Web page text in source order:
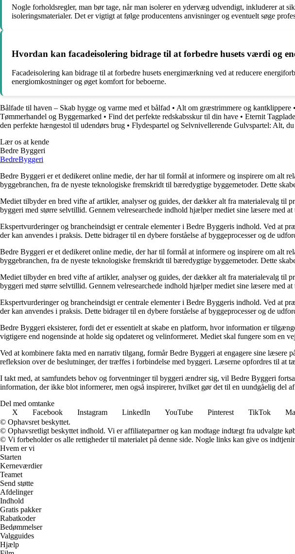
Nogle forholdsregler, man bør tage, når man isolerer en ydervæg udvendigt, inkluderer at
isoleringsmaterialer. Det er vigtigt at følge producentens anvisninger og eventuelt søge
Hvordan kan facadeisolering bidrage til at forbedre husets værdi og
Facadeisolering kan bidrage til at forbedre husets energimærkning ved at reducere
energiomkostninger og øget komfort for beboerne.
Bålfade til haven – Skab hygge og varme med et bålfad • Alt om græstrimmere og kantklippere •
Tømmerhandel og Byggemarked • Find det perfekte redskabsskur til din have • Eternit
den perfekte hængestol til udendørs brug • Flydespartel og Selvnivellerende Gulvspartel: Alt,
Lær os at kende
Bedre Byggeri
BedreByggeri
Bedre Byggeri er et dedikeret online medie, der har til formål at informere og inspirere om alt
byggebranchen, fra de nyeste teknologiske fremskridt til bæredygtige byggemetoder. Dette
Mediet tilbyder en bred vifte af artikler, analyser og guides, der dækker alt fra materialevalg til
byggeri med større selvtillid. Gennem velresearchede indhold hjælper mediet sine læsere med
Ekspertvurderinger og brancheindsigt er centrale elementer i Bedre Byggeris indhold. Ved at
der kan anvendes i praksis. Dette bidrager til en dybere forståelse af byggeprocesser og de
Bedre Byggeri er et dedikeret online medie, der har til formål at informere og inspirere om alt
byggebranchen, fra de nyeste teknologiske fremskridt til bæredygtige byggemetoder. Dette
Mediet tilbyder en bred vifte af artikler, analyser og guides, der dækker alt fra materialevalg til
byggeri med større selvtillid. Gennem velresearchede indhold hjælper mediet sine læsere med
Ekspertvurderinger og brancheindsigt er centrale elementer i Bedre Byggeris indhold. Ved at
der kan anvendes i praksis. Dette bidrager til en dybere forståelse af byggeprocesser og de
Bedre Byggeri eksisterer, fordi det er essentielt at skabe en platform, hvor information er
vigtigere end nogensinde at holde sig opdateret og velinformeret. Mediet skal fungere som en
Ved at kombinere fakta med en narrativ tilgang, formår Bedre Byggeri at engagere sine
refleksion over de beslutninger, der træffes i forbindelse med byggeri. Læserne opfordres til
I takt med, at samfundets behov og forventninger til byggeri ændrer sig, vil Bedre Byggeri
information, der ikke blot informerer, men også inspirerer, hvilket gør det til en uundgåelig del
Del med omtanke
X
Facebook Instagram LinkedIn YouTube Pinterest TikTok
© Ophavsret beskyttet.
© Ophavsretligt beskyttet indhold. Vi er affiliatepartner og kan modtage indtægt fra udvalgte
© Vi forbeholder os alle rettigheder til materialet på denne side. Nogle links kan give os
Hvem er vi
Starten
Kerneværdier
Teamet
Send støtte
Afdelinger
Indhold
Gratis pakker
Rabatkoder
Bedømmelser
Valgguides
Hjælp